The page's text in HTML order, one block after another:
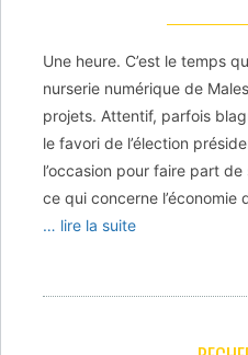
Une heure. C’est le temps
nurserie numérique de
projets. Attentif, parfois
le favori de l’élection
l’occasion pour faire part
ce qui concerne l’économie
… lire la suite